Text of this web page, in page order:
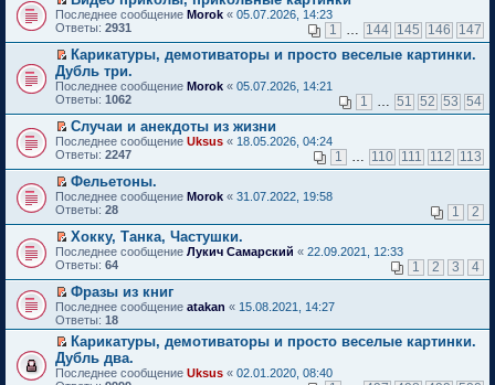
ч
и
т
а
н
н
о
м
у
с
о
о
щ
н
и
ю
н
е
п
р
о
ч
и
т
а
н
н
о
м
у
с
о
б
щ
е
н
и
ю
п
е
р
в
о
м
у
н
е
п
р
о
и
т
а
н
н
о
м
у
с
о
о
б
щ
е
н
и
й
т
и
к
п
е
р
в
о
м
у
н
е
п
р
о
и
т
а
н
н
о
м
у
с
о
о
б
П
е
е
й
т
и
к
п
е
р
в
о
м
у
н
е
п
р
о
и
т
а
н
н
о
м
у
Последнее сообщение Morok « 05.07.2026, 14:23
Ответы: 2931 1 144 145 146 147
П
е
р
е
й
т
и
к
п
е
р
в
о
м
у
н
е
п
р
о
ч
и
т
а
Карикатуры, демотиваторы и просто веселые картинки.
Дубль три.
Последнее сообщение Morok « 05.07.2026, 14:21
Ответы: 1062 1 51 52 53 54
П
е
е
т
и
к
п
е
р
в
о
м
у
н
е
п
р
Случаи и анекдоты из жизни
Последнее сообщение Uksus « 18.05.2026, 04:24
Ответы: 2247 1 110 111 112 113
П
е
е
й
т
и
к
п
е
р
в
м
у
Фельетоны.
Последнее сообщение Morok « 31.07.2022, 19:58
Ответы: 28 1 2
П
е
е
т
и
п
е
р
Хокку, Танка, Частушки.
Последнее сообщение Лукич Самарский « 22.09.2021, 12:33
Ответы: 64 1 2 3 4
П
е
р
е
й
т
и
Фразы из книг
Последнее сообщение atakan « 15.08.2021, 14:27
Ответы: 18
П
е
р
Карикатуры, демотиваторы и просто веселые картинки.
Дубль два.
Последнее сообщение Uksus « 02.01.2020, 08:40